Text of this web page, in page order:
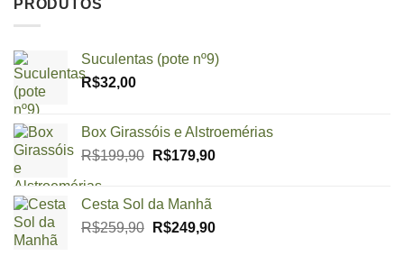
PRODUTOS
Suculentas (pote nº9)
R$32,00
Box Girassóis e Alstroemérias
R$199,90 O
era:
R$199,90.
R$179,90O
R$179,90.
Cesta Sol da Manhã
R$259,90 O
R$249,90O